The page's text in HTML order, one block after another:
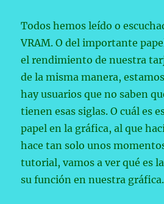
Todos hemos leído o
VRAM. O del importante
el rendimiento de nuestra
de la misma manera,
hay usuarios que no saben
tienen esas siglas. O cuál es
papel en la gráfica, al que
hace tan solo unos
tutorial, vamos a ver qué es
su función en nuestra gráfica.